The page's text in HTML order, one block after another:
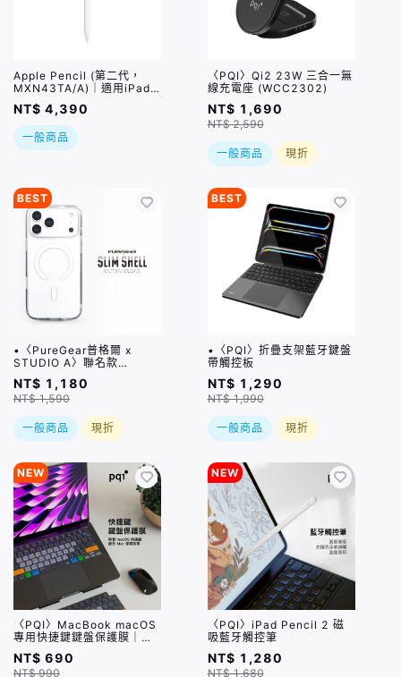
Apple Pencil (第二代，
MXN43TA/A)｜適用iPad
Pro / iPad Air 5 / iPad
mini 6
NT$ 4,390
一般商品
〈PQI〉Qi2 23W 三合一無
線充電座 (WCC2302)
NT$ 1,690
NT$ 2,590
一般商品 現折
BEST
•〈PureGear普格爾 x
STUDIO A〉聯名款
iPhone 17系列 磁吸透明保
護殼 / 四種尺寸
NT$ 1,180
NT$ 1,590
一般商品 現折
BEST
•〈PQI〉折疊支架藍牙鍵盤
帶觸控板
NT$ 1,290
NT$ 1,990
一般商品 現折
NEW
〈PQI〉MacBook macOS
專用快捷鍵鍵盤保護膜｜超
薄水洗矽膠、60+組快捷
鍵、全面防潑水 (限美式鍵
NT$ 690
NT$ 990
NEW
〈PQI〉iPad Pencil 2 磁
吸藍牙觸控筆
NT$ 1,280
NT$ 1,680